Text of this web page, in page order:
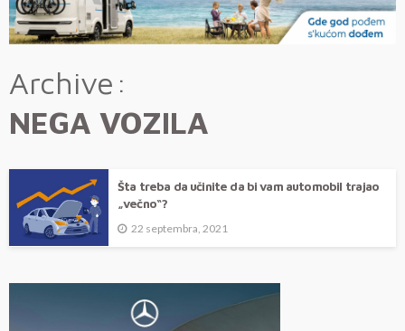
Archive
NEGA VOZILA
Šta treba da učinite da bi vam automobil trajao
„večno“?
22 septembra, 2021